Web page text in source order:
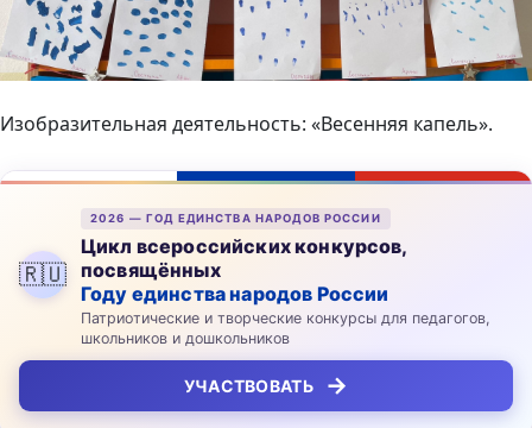
Изобразительная деятельность: «Весенняя капель».
🇷🇺
2026 — ГОД ЕДИНСТВА НАРОДОВ РОССИИ
Цикл всероссийских конкурсов,
посвящённых
Году единства народов России
Патриотические и творческие конкурсы для педагогов,
школьников и дошкольников
УЧАСТВОВАТЬ →